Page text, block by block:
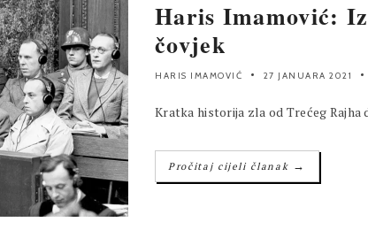
Haris Imamović:
čovjek
HARIS IMAMOVIĆ 27 JANUARA 2021
Kratka historija zla od Trećeg Rajha
Pročitaj cijeli članak →